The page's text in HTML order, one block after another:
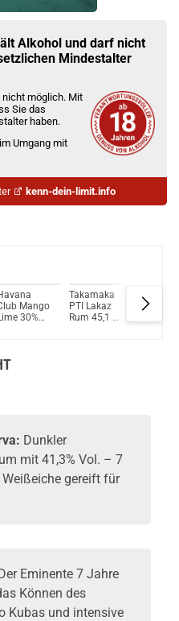
Whiskey 46% Vol. 700ml
Pod System Kit Grün
Alkohol und darf nicht
Mindestalter
nicht möglich. Mit
Sie das
haben.
Umgang mit
kenn-dein-limit.info
Mango
30%
Takamaka
PTI Lakaz
Rum 45,1 %
Estate
Dunkler
mit 41,3% Vol. – 7
gereift für
Eminente 7 Jahre
Können des
Kubas und intensive